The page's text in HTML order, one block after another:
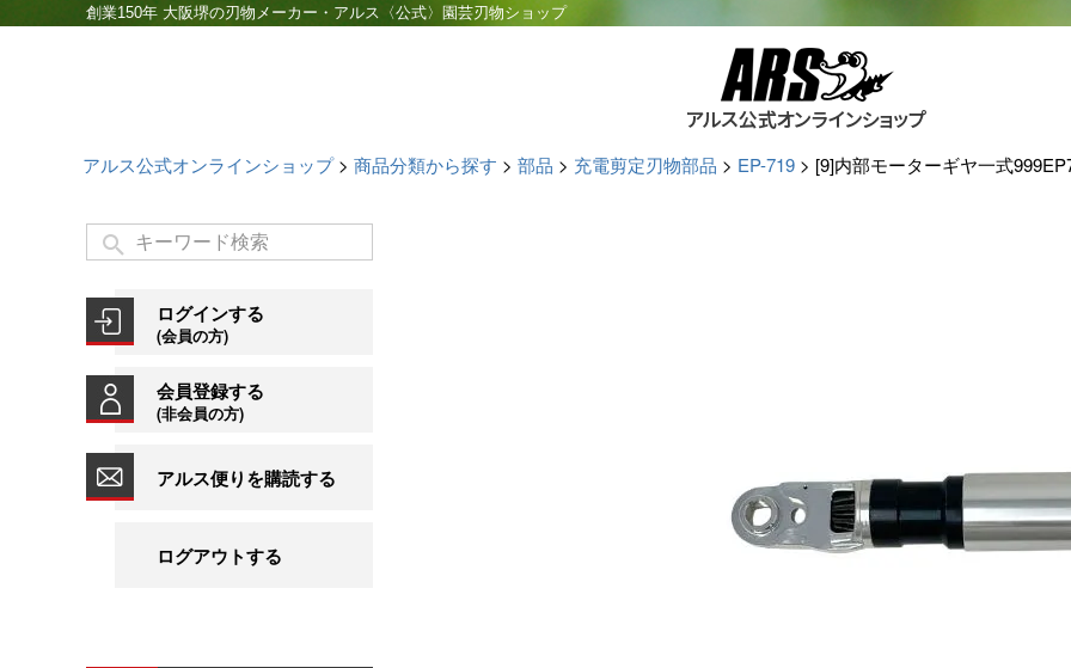
創業150年 大阪堺の刃物メーカー・アルス〈公式〉園芸刃物ショップ
アルス公式オンラインショップ 商品分類から探す 部品 充電剪定刃物部品 EP-719 [9]内部モーターギヤ一式
ログインする
(会員の方)
会員登録する
(非会員の方)
アルス便りを購読する
ログアウトする